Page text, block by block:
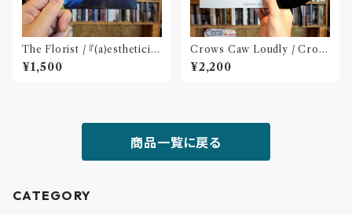
The Florist / 『(a)estheticis
m』(CD)※特典:ステッカー付
¥1,500
Crows Caw Loudly / Crow
s Caw Loudly(2枚組 7 inch)
¥2,200
商品一覧に戻る
CATEGORY